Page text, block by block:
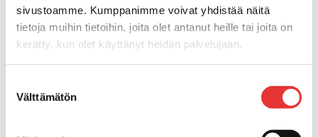
sivustoamme. Kumppanimme voivat yhdistää näitä
tietoja muihin tietoihin, joita olet antanut heille tai joita on
kerätty, kun olet käyttänyt heidän palvelujaan.
valinta
Välttämätön
Muut
Moottorikelkkailu
Ski-Doo -moottorikelkat